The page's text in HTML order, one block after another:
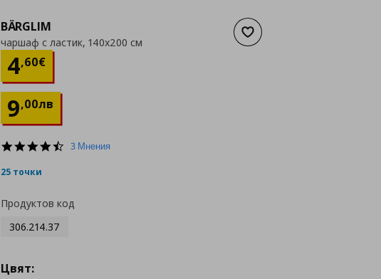
Добави към списъка с
BÄRGLIM
чаршаф с ластик, 140x200 см
4,60€
Цена
9,00лв
4.3
3 Мнения
25 точки
Продуктов код
306.214.37
Цвят: